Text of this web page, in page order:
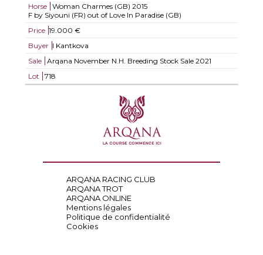
Horse Woman Charmes (GB) 2015
F by Siyouni (FR) out of Love In Paradise (GB)
Price 19.000 €
Buyer I Kantkova
Sale
Arqana November N.H. Breeding Stock Sale 2021
Lot
718
ARQANA RACING CLUB
ARQANA TROT
ARQANA ONLINE
Mentions légales
Politique de confidentialité
Cookies